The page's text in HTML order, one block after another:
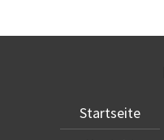
Startseite